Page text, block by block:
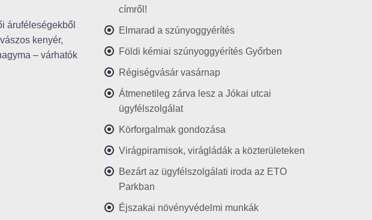
áruféleségekből
kenyér,
– várhatók
címről!
Elmarad a szúnyoggyérítés
Földi kémiai szúnyoggyérítés Győrben
Régiségvásár vasárnap
Átmenetileg zárva lesz a Jókai utcai
ügyfélszolgálat
Körforgalmak gondozása
Virágpiramisok, virágládák a közterületeken
Bezárt az ügyfélszolgálati iroda az ETO
Parkban
Éjszakai növényvédelmi munkák